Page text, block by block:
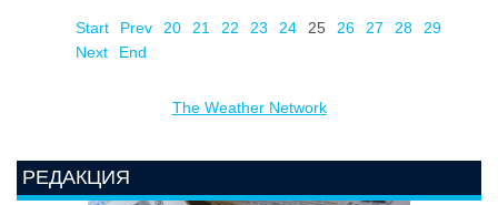
Start Prev 20 21 22 23 24 25 26 27 28
29
Next
End
The Weather Network
РЕДАКЦИЯ